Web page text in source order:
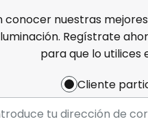
conocer nuestras
Regístrate
para que lo utilices
Cliente